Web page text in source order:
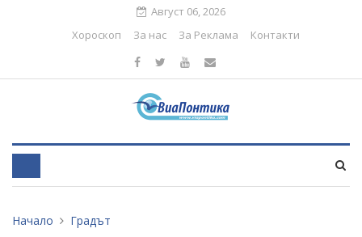
Август 06, 2026
Хороскоп
За нас За Реклама Контакти
Начало Градът